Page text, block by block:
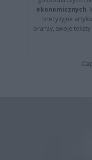
ekonomicznych.
precyzyjne
branży, swoje